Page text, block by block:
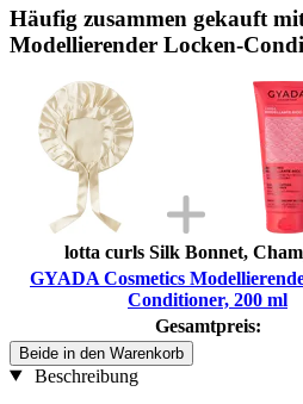
Häufig zusammen gekauft
Modellierender Locken-
lotta curls Silk Bonnet,
GYADA Cosmetics
Conditioner, 200 ml
Gesamtpreis:
Beide in den Warenkorb
Beschreibung